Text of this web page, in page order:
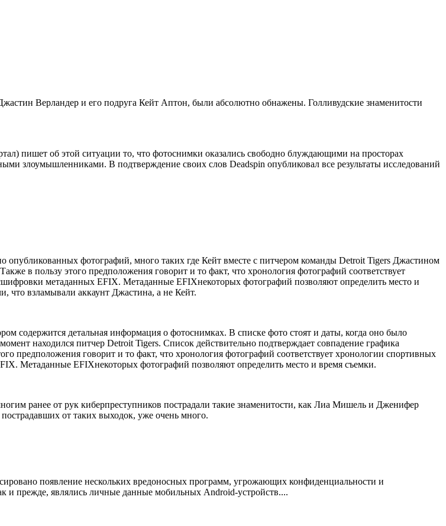
Верландер и его подруга Кейт Аптон, были абсолютно обнажены. Голливудские знаменитости
пишет об этой ситуации то, что фотоснимки оказались свободно блуждающими на просторах
злоумышленниками. В подтверждение своих слов Deadspin опубликовал все результаты исследований
опубликованных фотографий, много таких где Кейт вместе с питчером команды Detroit Tigers Джастином
в пользу этого предположения говорит и то факт, что хронология фотографий соответствует
метаданных EFIX. Метаданные EFIXнекоторых фотографий позволяют определить место и
что взламывали аккаунт Джастина, а не Кейт.
содержится детальная информация о фотоснимках. В списке фото стоят и даты, когда оно было
находился питчер Detroit Tigers. Список действительно подтверждает совпадение графика
предположения говорит и то факт, что хронология фотографий соответствует хронологии спортивных
Метаданные EFIXнекоторых фотографий позволяют определить место и время съемки.
ранее от рук киберпреступников пострадали такие знаменитости, как Лиа Мишель и Дженифер
от таких выходок, уже очень много.
появление нескольких вредоносных программ, угрожающих конфиденциальности и
и прежде, являлись личные данные мобильных Android-устройств....